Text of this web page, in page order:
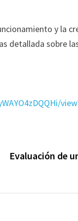
y la
detallada sobre
Evaluación de